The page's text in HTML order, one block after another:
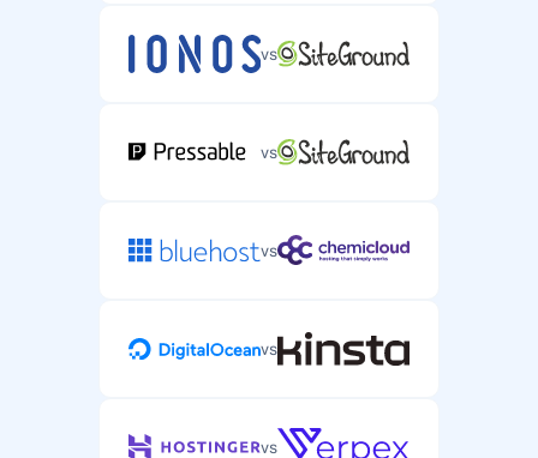
vs
vs
vs
vs
vs